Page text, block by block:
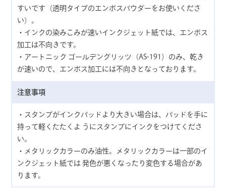
すいです（透明タイプのエンボスパウダーをお使いくださ
い）。
・インクの染みこみが速いインクジェット紙では、エンボス
加工は不向きです。
・アートニック ゴールデングリッツ（AS-191）のみ、乾き
が速いので、エンボス加工には不向きとなっております。
注意事項
・スタンプがインクパッドより大きい場合は、パッドを手に
持って軽くたたくよ うにスタンプにインクをつけてくださ
い。
・メタリックカラーのみ油性。メタリックカラーは一部のイ
ンクジェット紙では 発色が悪くなったり変色する場合があ
ります。